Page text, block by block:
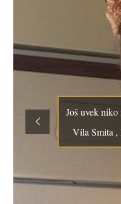
Još uvek niko
Vila Smita ,